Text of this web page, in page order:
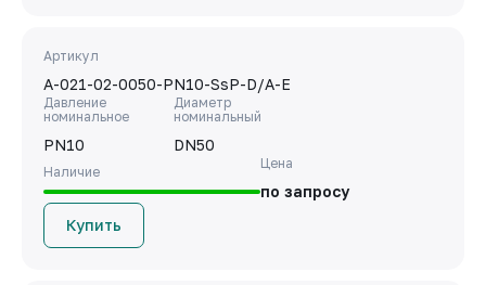
Артикул
A-021-02-0050-PN10-SsP-D/A-E
Давление
номинальное
PN10
Диаметр
номинальный
DN50
Наличие
Цена
по запросу
Купить